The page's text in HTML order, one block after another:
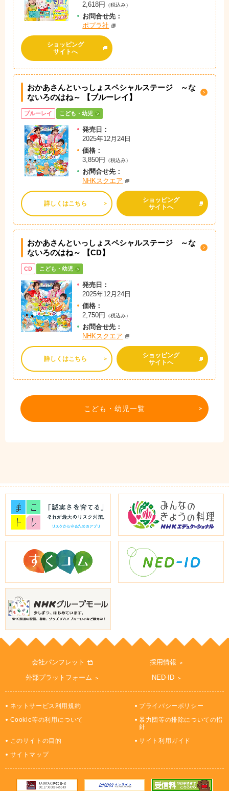
2,618円
（税込み）
お問合せ先：
ポプラ社
ショッピング
サイトへ
おかあさんといっしょスペシャルステージ ～な
ないろのはね～ 【ブルーレイ】
ブルーレイ こども・幼児
発売日：
2025年12月24日
価格：
3,850円
（税込み）
お問合せ先：
NHKスクエア
詳しくはこちら
ショッピング
サイトへ
おかあさんといっしょスペシャルステージ ～な
ないろのはね～ 【CD】
CD こども・幼児
発売日：
2025年12月24日
価格：
2,750円
（税込み）
お問合せ先：
NHKスクエア
詳しくはこちら
ショッピング
サイトへ
こども・幼児一覧
会社パンフレット
採用情報
外部プラットフォーム
NED-ID
ネットサービス利用規約
プライバシーポリシー
Cookie等の利用について
暴力団等の排除についての指
針
このサイトの目的
サイト利用ガイド
サイトマップ